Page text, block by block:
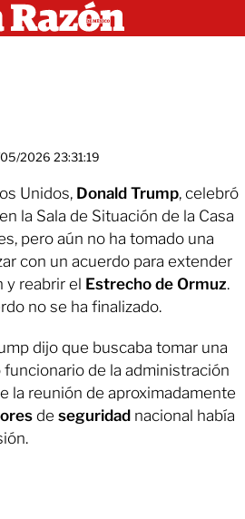
2026 23:31:19
Unidos, Donald Trump, celebró
en la Sala de Situación de la Casa
pero aún no ha tomado una
con un acuerdo para extender
y reabrir el Estrecho de Ormuz.
no se ha finalizado.
dijo que buscaba tomar una
funcionario de la administración
la reunión de aproximadamente
de seguridad nacional había